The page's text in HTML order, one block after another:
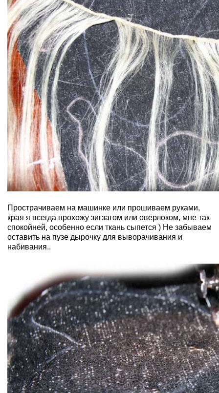
Прострачиваем на машинке или прошиваем руками,
края я всегда прохожу зигзагом или оверлоком, мне так
спокойней, особенно если ткань сыпется ) Не забываем
оставить на пузе дырочку для выворачивания и
набивания..